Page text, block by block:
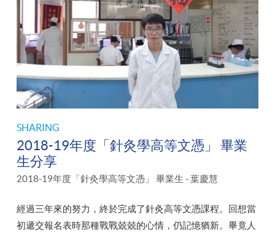
SHARING
2018-19年度「針灸學高等文憑」 畢業
生分享
2018-19年度「針灸學高等文憑」 畢業生 - 葉慶慧
經過三年來的努力，終於完成了針灸高等文憑課程。回想當
初遞交報名表時那種戰戰兢兢的心情，仍記憶猶新。畢竟人